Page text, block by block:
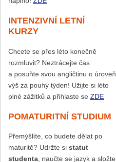
INTENZIVNÍ LETNÍ
KURZY
Chcete se přes léto konečně
rozmluvit? Neztrácejte čas
a posuňte svou angličtinu o úroveň
výš za pouhý týden! Užijte si léto
plné zážitků a přihlaste se ZDE
POMATURITNÍ STUDIUM
Přemýšlíte, co budete dělat po
maturitě? Udržte si statut
studenta, naučte se jazyk a složte